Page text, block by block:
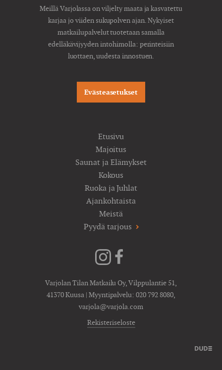
Meillä Varjolassa on viljelty maata ja kasvatettu
karjaa jo viiden sukupolven ajan. Nykyiset
matkailupalvelut tuotetaan samalla
edelläkävijyyden intohimolla: perinteisiin
luottaen, uudesta innostuen.
Evästeasetukset
Etusivu
Majoitus
Saunat ja Elämykset
Kokous
Ruoka ja Juhlat
Ajankohtaista
Meistä
Pyydä tarjous
Varjolan Tilan Matkailu Oy, Vilppulantie 51,
41370 Kuusa | Myyntipalvelu:020 792 8080,
varjola@varjola.com
Rekisteriseloste